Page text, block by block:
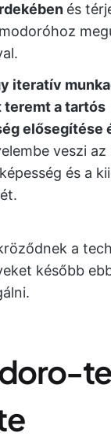
és
iteratív
a tartós
elősegítése
veszi az
és a
a
később